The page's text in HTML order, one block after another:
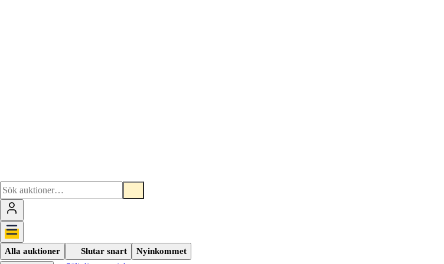
Alla auktioner Slutar snart Nyinkommet